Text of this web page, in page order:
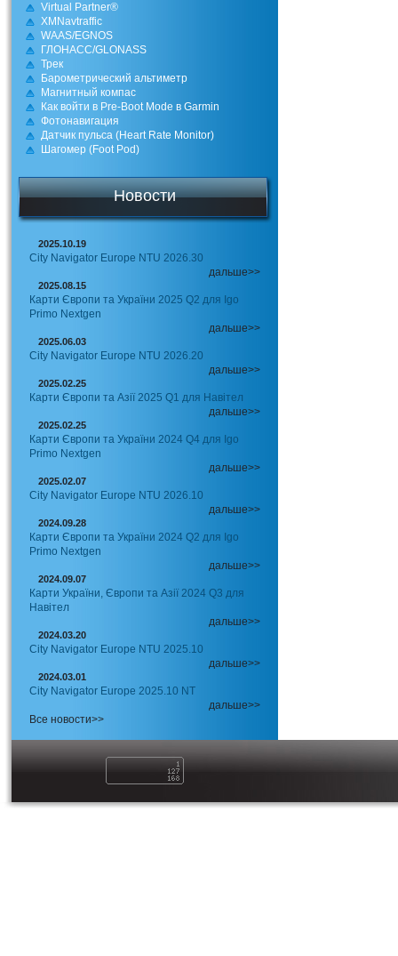
Virtual Partner®
XMNavtraffic
WAAS/EGNOS
ГЛОНАСС/GLONASS
Трек
Барометрический альтиметр
Магнитный компас
Как войти в Pre-Boot Mode в Garmin
Фотонавигация
Датчик пульса (Heart Rate Monitor)
Шагомер (Foot Pod)
Новости
2025.10.19
City Navigator Europe NTU 2026.30
дальше>>
2025.08.15
Карти Європи та України 2025 Q2 для Igo
Primo Nextgen
дальше>>
2025.06.03
City Navigator Europe NTU 2026.20
дальше>>
2025.02.25
Карти Європи та Азії 2025 Q1 для Навітел
дальше>>
2025.02.25
Карти Європи та України 2024 Q4 для Igo
Primo Nextgen
дальше>>
2025.02.07
City Navigator Europe NTU 2026.10
дальше>>
2024.09.28
Карти Європи та України 2024 Q2 для Igo
Primo Nextgen
дальше>>
2024.09.07
Карти України, Європи та Азії 2024 Q3 для
Навітел
дальше>>
2024.03.20
City Navigator Europe NTU 2025.10
дальше>>
2024.03.01
City Navigator Europe 2025.10 NT
дальше>>
Все новости>>